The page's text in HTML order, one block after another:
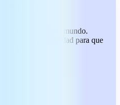
para todo el mundo.
y de alta calidad para que
estrés.